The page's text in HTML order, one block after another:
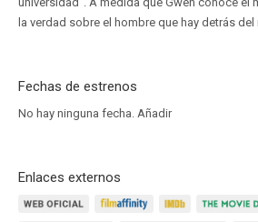
la verdad sobre el hombre que hay detrás del
Fechas de estrenos
No hay ninguna fecha. Añadir
Enlaces externos